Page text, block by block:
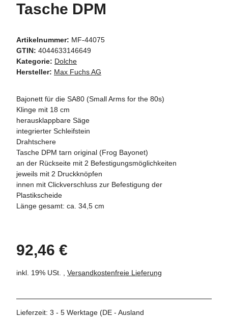
Tasche DPM
Artikelnummer: MF-44075
GTIN: 4044633146649
Kategorie: Dolche
Hersteller: Max Fuchs AG
Bajonett für die SA80 (Small Arms for the 80s)
Klinge mit 18 cm
herausklappbare Säge
integrierter Schleifstein
Drahtschere
Tasche DPM tarn original (Frog Bayonet)
an der Rückseite mit 2 Befestigungsmöglichkeiten
jeweils mit 2 Druckknöpfen
innen mit Clickverschluss zur Befestigung der
Plastikscheide
Länge gesamt: ca. 34,5 cm
92,46 €
inkl. 19% USt. , Versandkostenfreie Lieferung
Lieferzeit: 3 - 5 Werktage (DE - Ausland